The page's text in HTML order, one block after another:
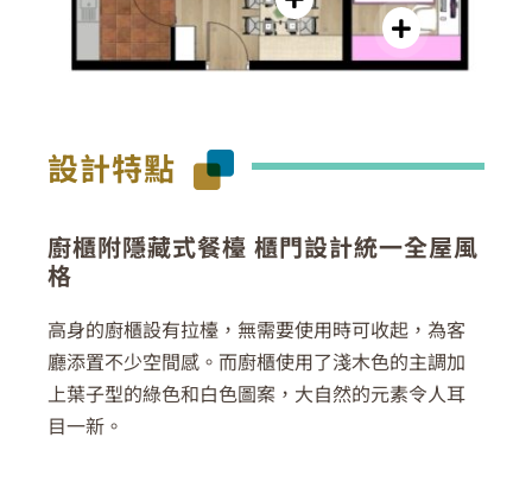
設計特點
廚櫃附隱藏式餐檯 櫃門設計統一全屋風
格
高身的廚櫃設有拉檯，無需要使用時可收起，為客
廳添置不少空間感。而廚櫃使用了淺木色的主調加
上葉子型的綠色和白色圖案，大自然的元素令人耳
目一新。